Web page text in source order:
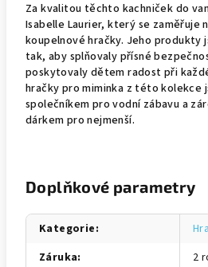
Za kvalitou těchto kachniček do
Isabelle Laurier, který se zaměřuje
koupelnové hračky. Jeho produkty
tak, aby splňovaly přísné
poskytovaly dětem radost při
hračky pro miminka z této kolekce
společníkem pro vodní zábavu a
dárkem pro nejmenší.
Doplňkové parametry
Kategorie:
Záruka:
2